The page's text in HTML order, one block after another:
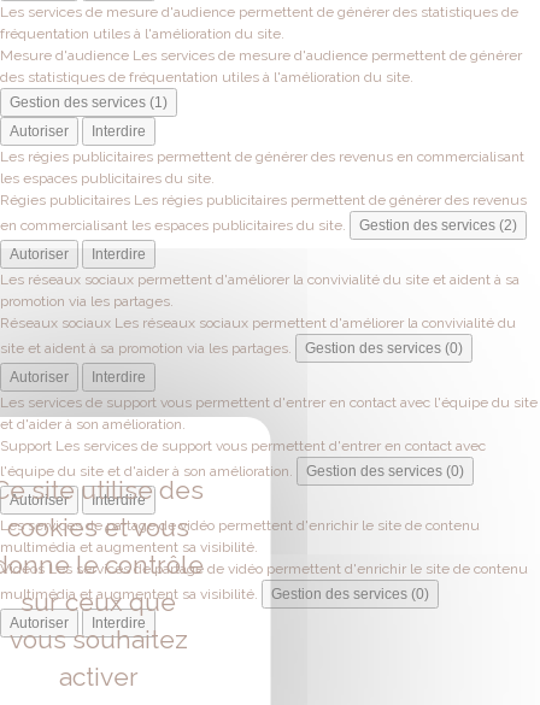
Les services de mesure d'audience permettent de générer des statistiques de
fréquentation utiles à l'amélioration du site.
Mesure d'audience Les services de mesure d'audience permettent de générer
des statistiques de fréquentation utiles à l'amélioration du site.
Gestion des services (1)
Autoriser
Interdire
Les régies publicitaires permettent de générer des revenus en commercialisant
les espaces publicitaires du site.
Régies publicitaires Les régies publicitaires permettent de générer des revenus
en commercialisant les espaces publicitaires du site.
Gestion des services (2)
Autoriser
Interdire
Les réseaux sociaux permettent d'améliorer la convivialité du site et aident à sa
promotion via les partages.
Réseaux sociaux Les réseaux sociaux permettent d'améliorer la convivialité du
site et aident à sa promotion via les partages.
Gestion des services (0)
Autoriser
Interdire
Les services de support vous permettent d'entrer en contact avec l'équipe du site
et d'aider à son amélioration.
Support Les services de support vous permettent d'entrer en contact avec
l'équipe du site et d'aider à son amélioration.
Gestion des services (0)
Autoriser
Interdire
Les services de partage de vidéo permettent d'enrichir le site de contenu
multimédia et augmentent sa visibilité.
Vidéos Les services de partage de vidéo permettent d'enrichir le site de contenu
multimédia et augmentent sa visibilité.
Gestion des services (0)
Autoriser
Interdire
site utilise des
cookies et vous
le contrôle
sur ceux que
vous souhaitez
activer